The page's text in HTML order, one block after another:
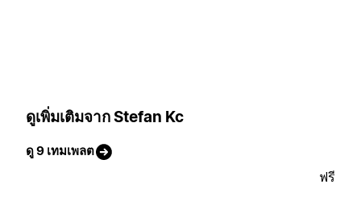
ดูเพิ่มเติมจาก Stefan Kc
ดู 9 เทมเพลต
ฟรี